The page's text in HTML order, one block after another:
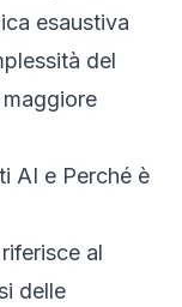
esaustiva
del
AI e Perché è
al
delle